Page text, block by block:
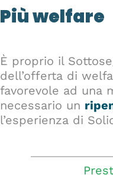
Più welfare
È proprio il
dell’offerta di
favorevole ad una
necessario un
l’esperienza di